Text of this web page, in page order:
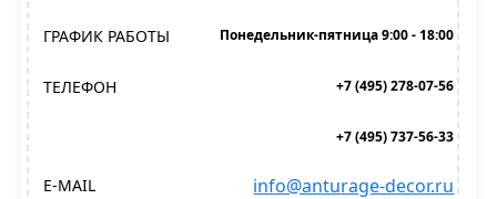
ГРАФИК РАБОТЫ Понедельник-пятница 9:00 - 18:00
ТЕЛЕФОН +7 (495) 278-07-56
+7 (495) 737-56-33
E-MAIL info@anturage-decor.ru